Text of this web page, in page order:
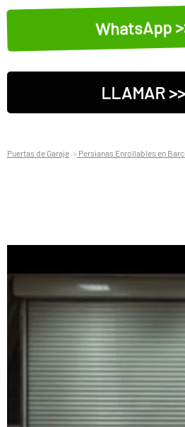
WhatsApp
LLAMAR >>
Puertas de Garaje Persianas Enrollables en